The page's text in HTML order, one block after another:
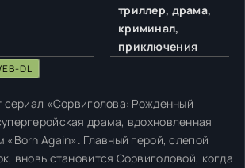
триллер, драма,
криминал,
приключения
DL
сериал «Сорвиголова: Рожденный
драма, вдохновленная
«Born Again». Главный герой, слепой
вновь становится Сорвиголовой, когда